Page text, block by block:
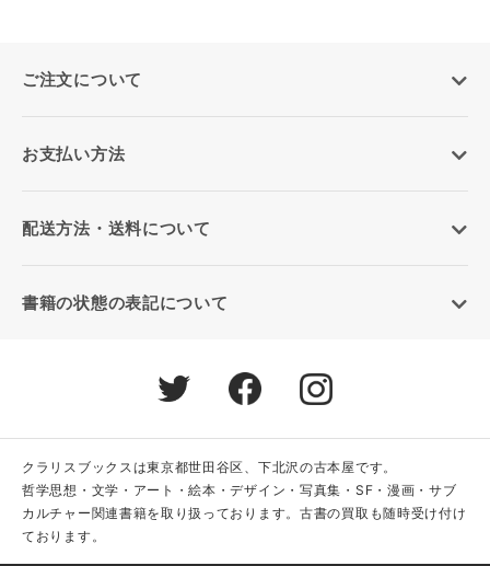
ご注文について
お支払い方法
配送方法・送料について
書籍の状態の表記について
クラリスブックスは東京都世田谷区、下北沢の古本屋です。
哲学思想・文学・アート・絵本・デザイン・写真集・SF・漫画・サブ
カルチャー関連書籍を取り扱っております。古書の買取も随時受け付け
ております。